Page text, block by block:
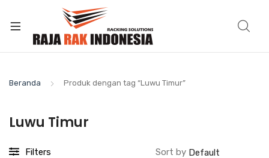
Beranda Produk dengan tag “Luwu Timur”
Luwu Timur
Filters Sort by